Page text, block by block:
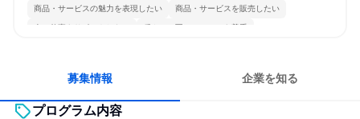
商品・サービスの魅力を表現したい 商品・サービスを販売したい
人の仕事をサポートしたい 穏やかで互いのペースを尊重
募集情報 企業を知る
プログラム内容